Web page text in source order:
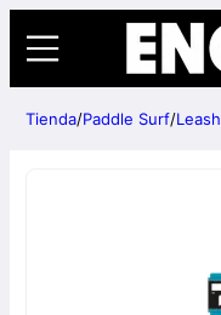
Tienda/Paddle Surf/Leash